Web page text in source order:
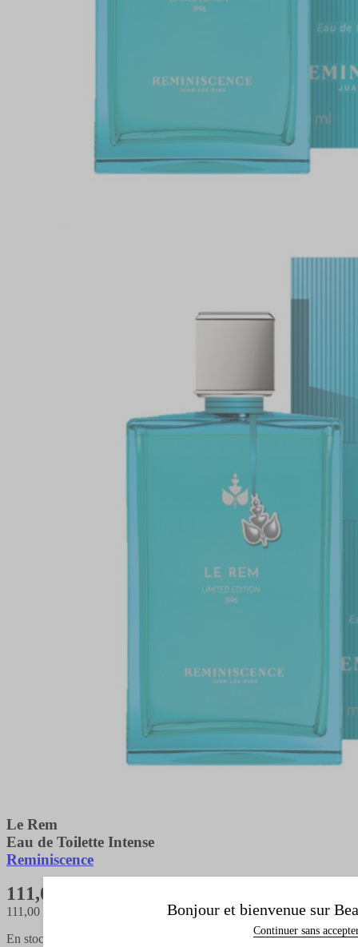
Le Rem
Eau de Toilette Intense
Reminiscence
111,00 €
111,00 €
En stock - expédié en 1 à 3 jours
Bonjour et bienvenue sur
Continuer sans